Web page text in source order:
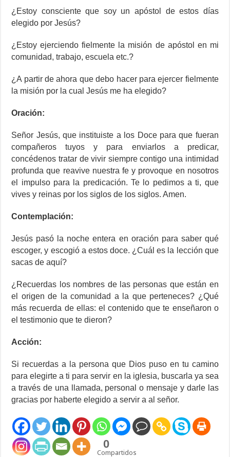
¿Estoy consciente que soy un apóstol de estos días
elegido por Jesús?
¿Estoy ejerciendo fielmente la misión de apóstol en mi
comunidad, trabajo, escuela etc.?
¿A partir de ahora que debo hacer para ejercer fielmente
la misión por la cual Jesús me ha elegido?
Oración:
Señor Jesús, que instituiste a los Doce para que fueran
compañeros tuyos y para enviarlos a predicar,
concédenos tratar de vivir siempre contigo una intimidad
profunda que reavive nuestra fe y provoque en nosotros
el impulso para la predicación. Te lo pedimos a ti, que
vives y reinas por los siglos de los siglos. Amen.
Contemplación:
Jesús pasó la noche entera en oración para saber qué
escoger, y escogió a estos doce. ¿Cuál es la lección que
sacas de aquí?
¿Recuerdas los nombres de las personas que están en
el origen de la comunidad a la que perteneces? ¿Qué
más recuerda de ellas: el contenido que te enseñaron o
el testimonio que te dieron?
Acción:
Si recuerdas a la persona que Dios puso en tu camino
para elegirte a ti para servir en la iglesia, buscarla ya sea
a través de una llamada, personal o mensaje y darle las
gracias por haberte elegido a servir a al señor.
0
Compartidos